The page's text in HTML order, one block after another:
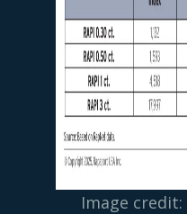
Image credit: